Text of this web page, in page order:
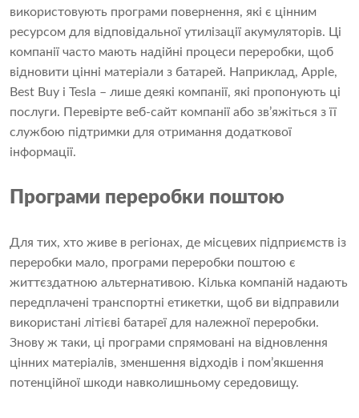
використовують програми повернення, які є цінним
ресурсом для відповідальної утилізації акумуляторів. Ці
компанії часто мають надійні процеси переробки, щоб
відновити цінні матеріали з батарей. Наприклад, Apple,
Best Buy і Tesla – лише деякі компанії, які пропонують ці
послуги. Перевірте веб-сайт компанії або зв’яжіться з її
службою підтримки для отримання додаткової
інформації.
Програми переробки поштою
Для тих, хто живе в регіонах, де місцевих підприємств із
переробки мало, програми переробки поштою є
життєздатною альтернативою. Кілька компаній надають
передплачені транспортні етикетки, щоб ви відправили
використані літієві батареї для належної переробки.
Знову ж таки, ці програми спрямовані на відновлення
цінних матеріалів, зменшення відходів і пом’якшення
потенційної шкоди навколишньому середовищу.